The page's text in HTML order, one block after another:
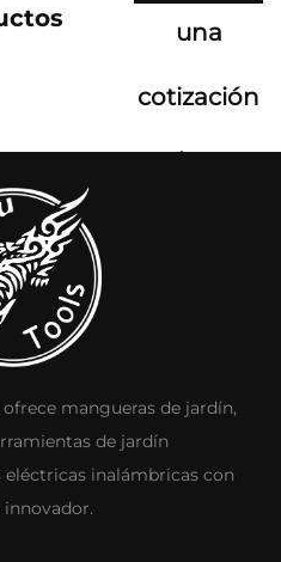
una
cotización
ahora
mangueras de jardín,
de jardín
inalámbricas con
innovador.